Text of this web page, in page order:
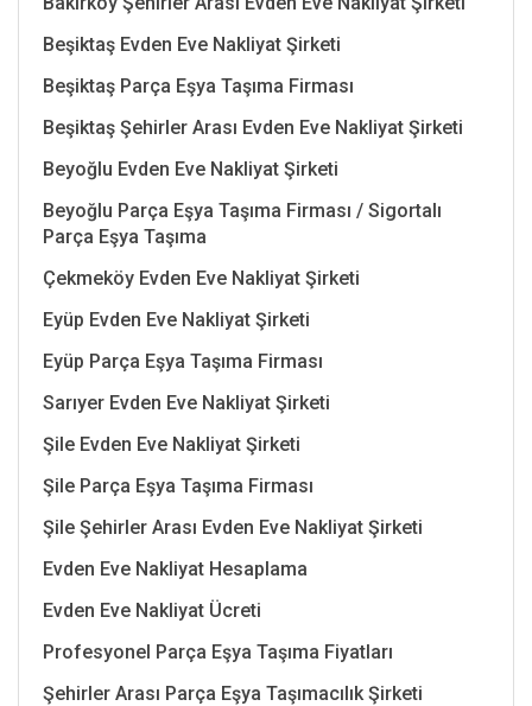
Beşiktaş Evden Eve Nakliyat Şirketi
Beşiktaş Parça Eşya Taşıma Firması
Beşiktaş Şehirler Arası Evden Eve Nakliyat Şirketi
Beyoğlu Evden Eve Nakliyat Şirketi
Beyoğlu Parça Eşya Taşıma Firması / Sigortalı
Parça Eşya Taşıma
Çekmeköy Evden Eve Nakliyat Şirketi
Eyüp Evden Eve Nakliyat Şirketi
Eyüp Parça Eşya Taşıma Firması
Sarıyer Evden Eve Nakliyat Şirketi
Şile Evden Eve Nakliyat Şirketi
Şile Parça Eşya Taşıma Firması
Şile Şehirler Arası Evden Eve Nakliyat Şirketi
Evden Eve Nakliyat Hesaplama
Evden Eve Nakliyat Ücreti
Profesyonel Parça Eşya Taşıma Fiyatları
Şehirler Arası Parça Eşya Taşımacılık Şirketi